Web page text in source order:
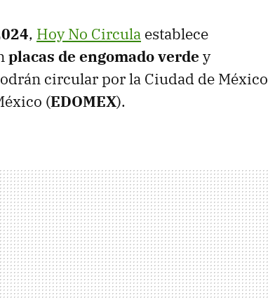
, Hoy No Circula establece
placas de engomado verde y
circular por la Ciudad de México
(EDOMEX).